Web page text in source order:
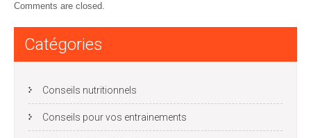
Comments are closed.
Catégories
Conseils nutritionnels
Conseils pour vos entrainements